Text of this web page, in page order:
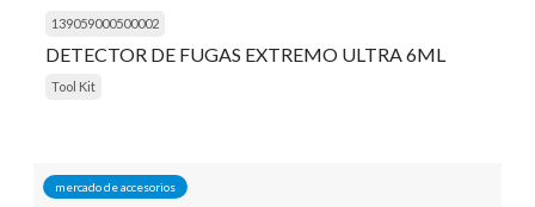
139059000500002
DETECTOR DE FUGAS EXTREMO ULTRA 6ML
Tool Kit
mercado de accesorios